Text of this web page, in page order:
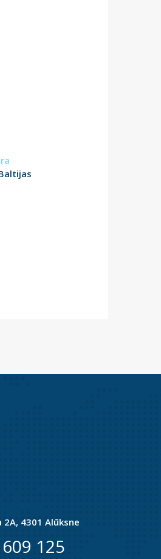
2A, 4301 Alūksne
125